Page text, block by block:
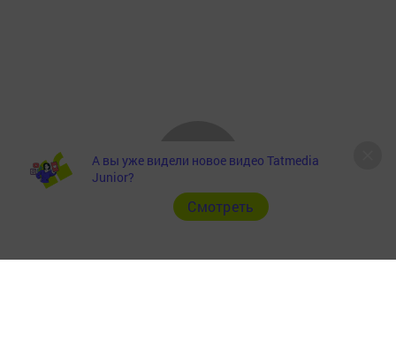
А вы уже видели новое видео Tatmedia
Junior?
Cмотреть